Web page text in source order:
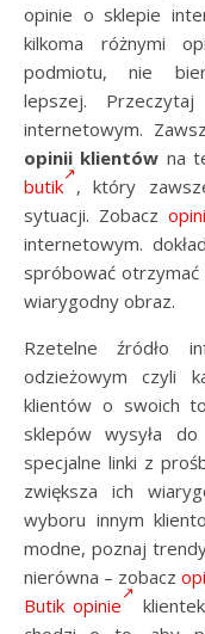
opinie o sklepie
kilkoma różnymi
podmiotu, nie
lepszej. Przeczytaj
internetowym.
opinii klientów na
butik , który
sytuacji. Zobacz
internetowym.
spróbować
wiarygodny obraz.
Rzetelne źródło
odzieżowym czyli
klientów o swoich
sklepów wysyła
specjalne linki z
zwiększa ich
wyboru innym
modne, poznaj
nierówna – zobacz
Butik opinie